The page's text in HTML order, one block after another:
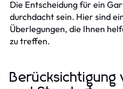
Die Entscheidung für ein
durchdacht sein. Hier sind
Überlegungen, die Ihnen
zu treffen.
Berücksichtigung